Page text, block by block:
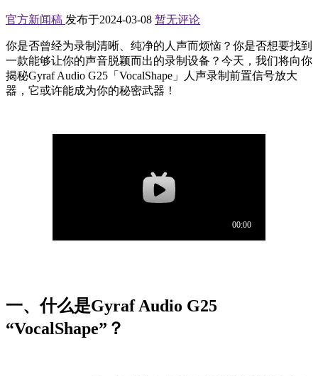
官方新闻稿 发布于2024-03-08 暂无评论
你是否曾经为录制清晰、纯净的人声而烦恼？你是否想要找到
一款能够让你的声音脱颖而出的录制设备？今天，我们将向你
揭秘Gyraf Audio G25「VocalShape」人声录制前置信号放大
器，它或许能成为你的秘密武器！
一、什么是Gyraf Audio G25
“VocalShape”？